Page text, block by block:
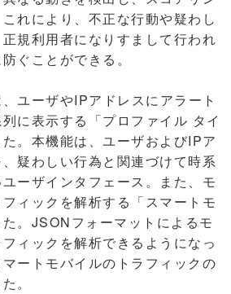
れにより、不正な行動や疑わし
規利用者になりすまして行われ
ぐことができる。
ユーザやIPアドレスにアラート
に表示する「プロファイル タイ
。本機能は、ユーザおよびIPア
疑わしい行為と関連づけて時系
ーザインタフェース。また、モ
ィックを解析する「スマートモ
。JSONフォーマットによるモ
ィックを解析できるようになっ
ートモバイルのトラフィックの
。